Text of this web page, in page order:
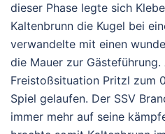
dieser Phase legte sich
Kaltenbrunn die Kugel bei
verwandelte mit einen
die Mauer zur
Freistoßsituation Pritzl zum
Spiel gelaufen. Der SSV
immer mehr auf seine